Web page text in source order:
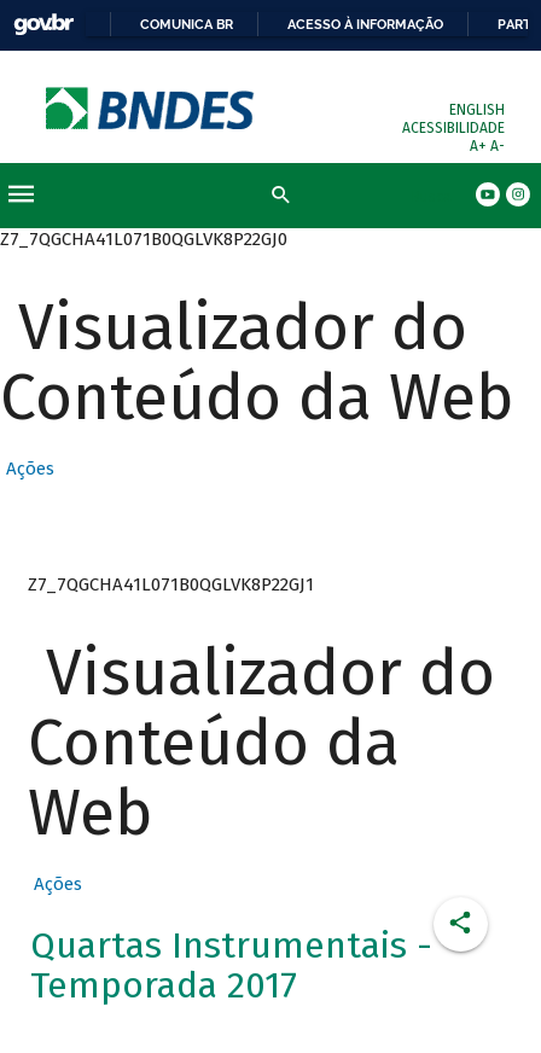
COMUNICA BR ACESSO À INFORMAÇÃO
ENGLISH
ACESSIBILIDADE
A+ A-
Z7_7QGCHA41L071B0QGLVK8P22GJ0
Visualizador do
Conteúdo da Web
Ações
Z7_7QGCHA41L071B0QGLVK8P22GJ1
Visualizador do
Conteúdo da
Web
Ações
Quartas Instrumentais -
Temporada 2017